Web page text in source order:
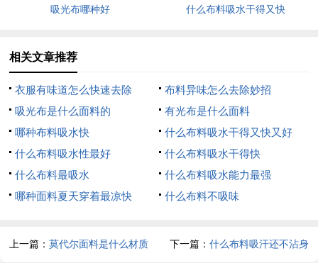
吸光布哪种好 什么布料吸水干得又快
相关文章推荐
衣服有味道怎么快速去除
布料异味怎么去除妙招
吸光布是什么面料的
有光布是什么面料
哪种布料吸水快
什么布料吸水干得又快又好
什么布料吸水性最好
什么布料吸水干得快
什么布料最吸水
什么布料吸水能力最强
哪种面料夏天穿着最凉快
什么布料不吸味
上一篇：莫代尔面料是什么材质 下一篇： 什么布料吸汗还不沾身